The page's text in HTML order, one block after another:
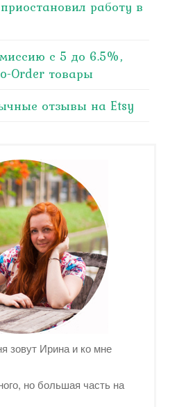
работу в
с 5 до 6.5%,
Order товары
отзывы на Etsy
зовут Ирина и ко мне
но большая часть на